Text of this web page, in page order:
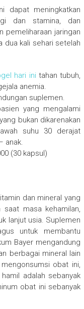
dapat meningkatkan
dan stamina, dan
pemeliharaan jaringan
dua kali sehari setelah
hari initahan tubuh,
anemia.
suplemen.
yang mengalami
bukan dikarenakan
suhu 30 derajat
anak.
(30 kapsul)
dan mineral yang
masa kehamilan,
lanjut usia. Suplemen
untuk membantu
Bayer mengandung
berbagai mineral lain
obat ini,
adalah sebanyak
obat ini sebanyak